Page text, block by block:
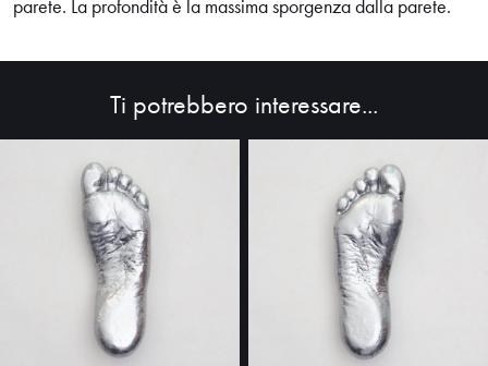
parete. La profondità è la massima sporgenza dalla parete.
Ti potrebbero interessare...